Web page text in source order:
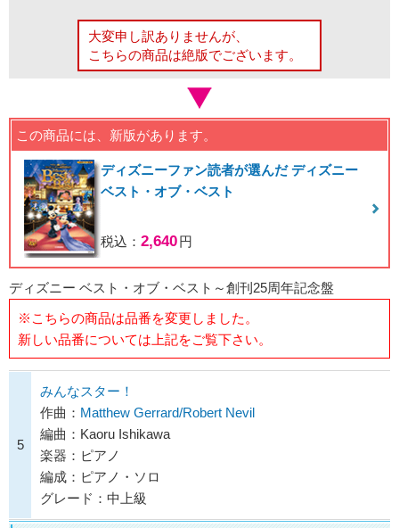
大変申し訳ありませんが、
こちらの商品は絶版でございます。
この商品には、新版があります。
ディズニーファン読者が選んだ ディズニー
ベスト・オブ・ベスト
税込： 2,640円
ディズニー ベスト・オブ・ベスト～創刊25周年記念盤
※こちらの商品は品番を変更しました。
新しい品番については上記をご覧下さい。
5
みんなスター！
作曲： Matthew Gerrard/Robert Nevil
編曲：Kaoru Ishikawa
楽器：ピアノ
編成：ピアノ・ソロ
グレード：中上級